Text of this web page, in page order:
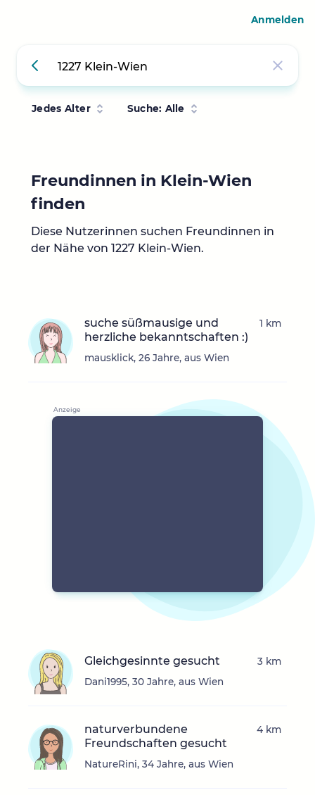
Jedes Alter Suche: Alle
Freundinnen in Klein-Wien
finden
Diese Nutzerinnen suchen Freundinnen in
der Nähe von 1227 Klein-Wien.
suche süßmausige und
herzliche bekanntschaften :)
mausklick, 26 Jahre, aus Wien
1 km
Gleichgesinnte gesucht
Dani1995, 30 Jahre, aus Wien
3 km
naturverbundene
Freundschaften gesucht
NatureRini, 34 Jahre, aus Wien
4 km
Anmelden